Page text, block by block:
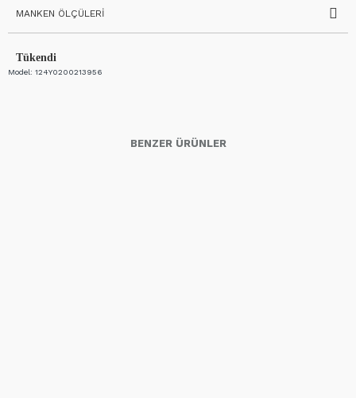
Tükendi
Model: 124Y0200213956
MANKEN ÖLÇÜLERI
BENZER ÜRÜNLER